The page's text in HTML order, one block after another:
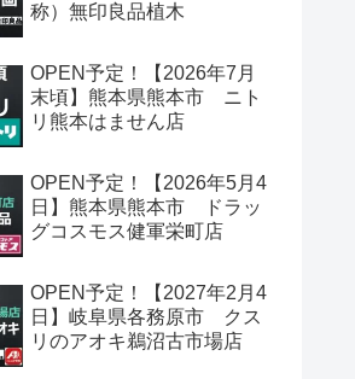
称）無印良品植木
OPEN予定！【2026年7月
末頃】熊本県熊本市 ニト
リ熊本はません店
OPEN予定！【2026年5月4
日】熊本県熊本市 ドラッ
グコスモス健軍栄町店
OPEN予定！【2027年2月4
日】岐阜県各務原市 クス
リのアオキ鵜沼古市場店